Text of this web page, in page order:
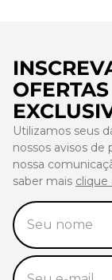
Utilizamos seus
nossos avisos de
nossa
saber mais clique